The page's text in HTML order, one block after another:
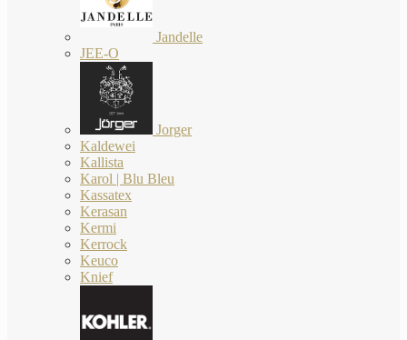
Jandelle
JEE-O
Jorger
Kaldewei
Kallista
Karol | Blu Bleu
Kassatex
Kerasan
Kermi
Kerrock
Keuco
Knief